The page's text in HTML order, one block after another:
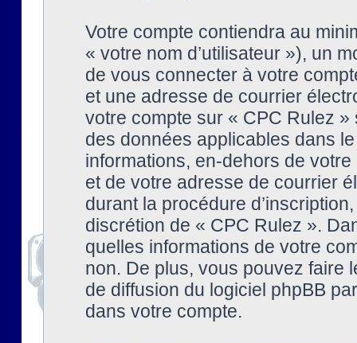
Votre compte contiendra au
« votre nom d’utilisateur »), un
de vous connecter à votre
et une adresse de courrier
votre compte sur « CPC Rulez
des données applicables dans
informations, en-dehors de
et de votre adresse de courrier
durant la procédure
discrétion de « CPC Rulez ».
quelles informations de votre
non. De plus, vous pouvez faire
de diffusion du logiciel phpBB
dans votre compte.